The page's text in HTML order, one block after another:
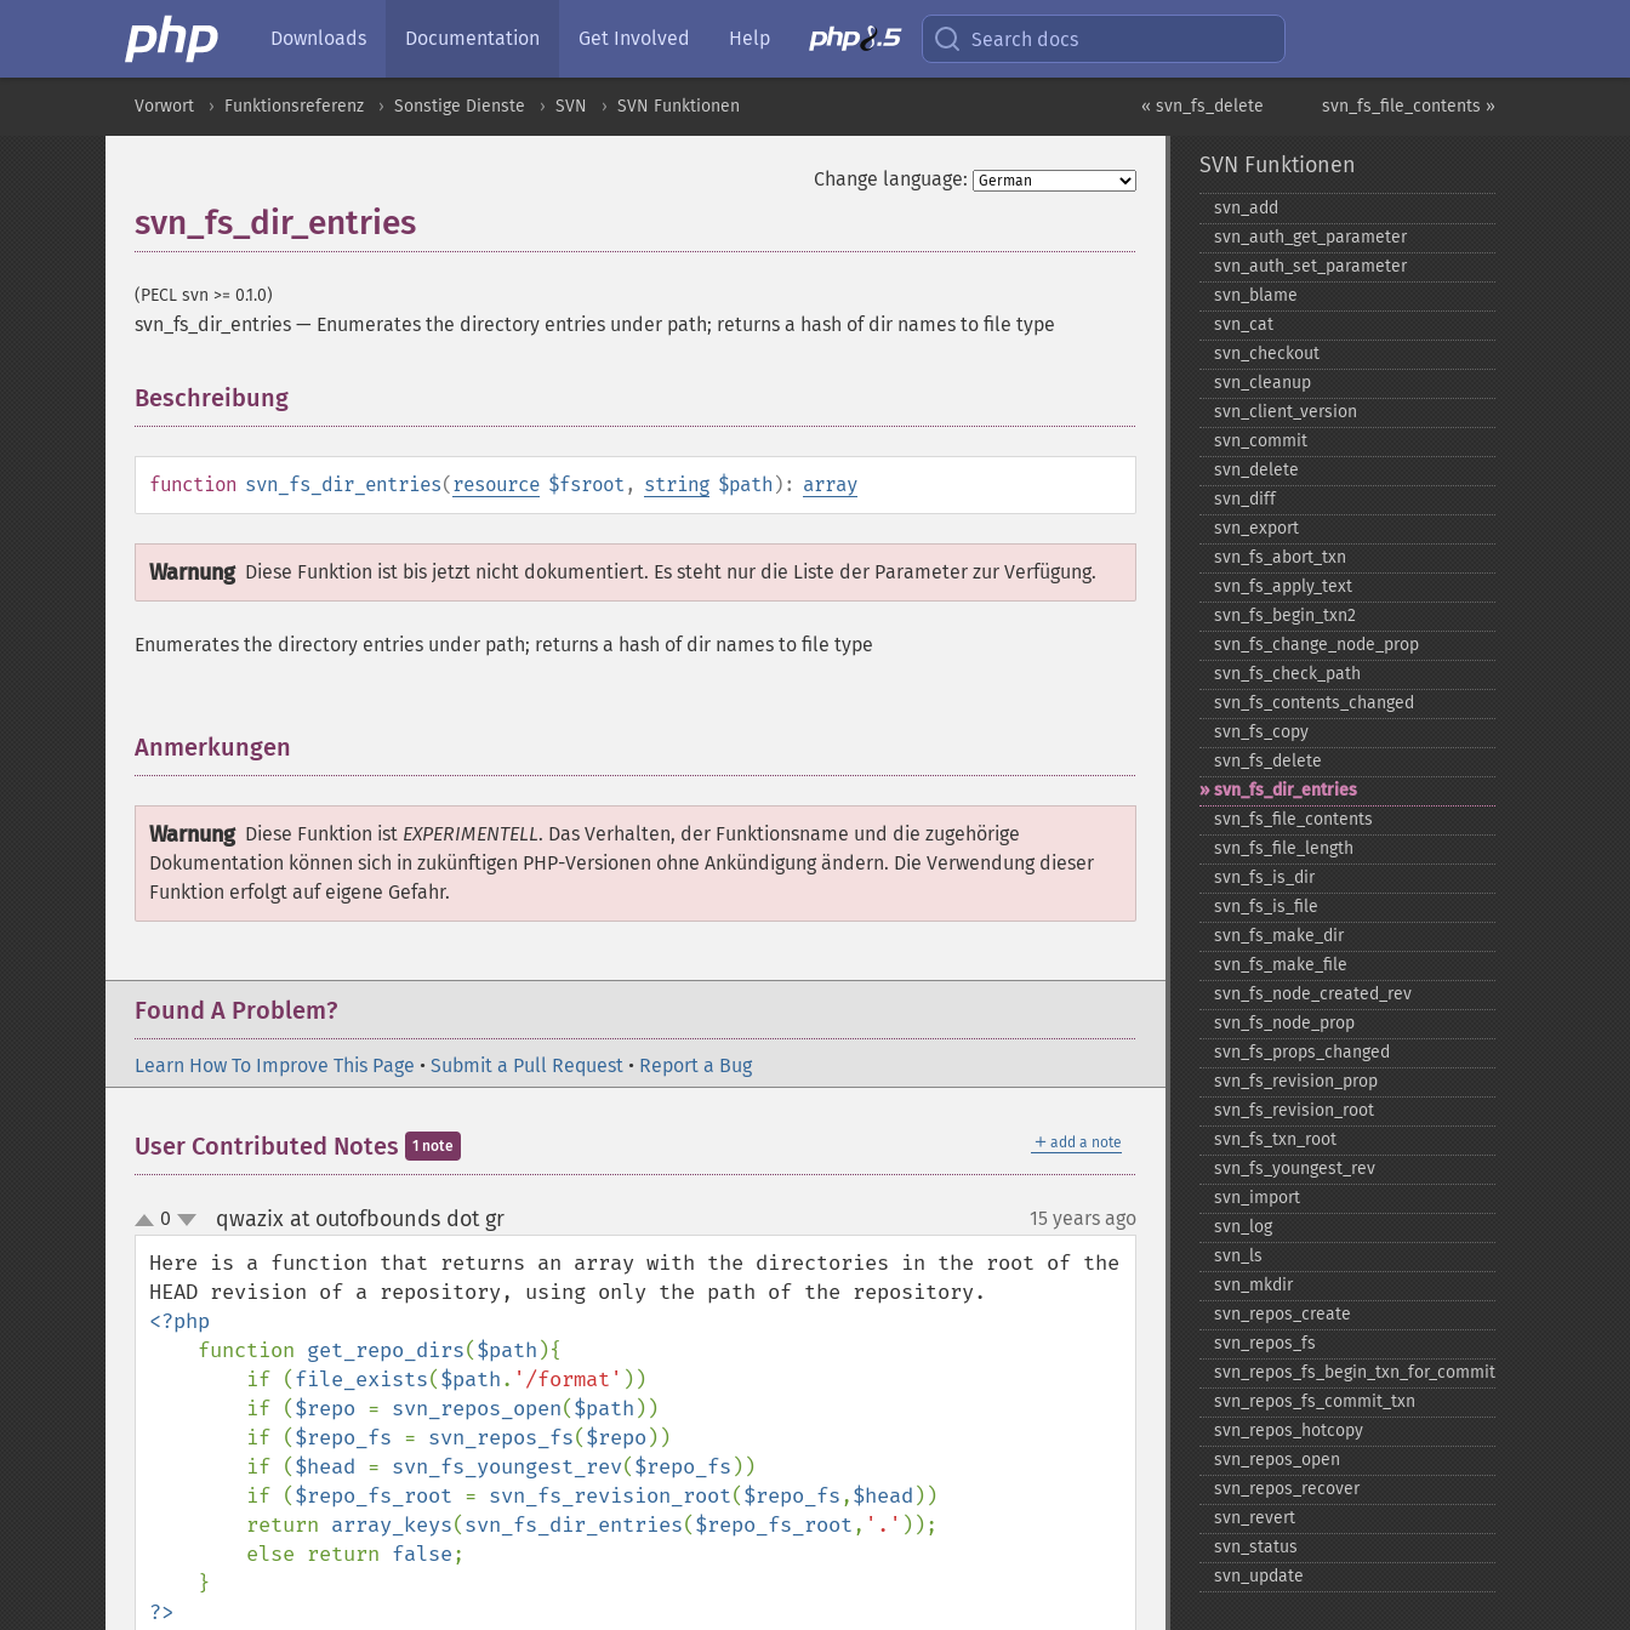
Downloads Documentation Get Involved Help Search docs
svn_fs_file_contents »
« svn_fs_delete
Vorwort Funktionsreferenz Sonstige Dienste SVN SVN Funktionen
Change language:
svn_fs_dir_entries
(PECL svn >= 0.1.0)
svn_fs_dir_entries — Enumerates the directory entries under path; returns a hash of dir names to file type
Beschreibung
function svn_fs_dir_entries(resource $fsroot , string $path ): array
Warnung Diese Funktion ist bis jetzt nicht dokumentiert. Es steht nur die Liste der Parameter zur Verfügung.
Enumerates the directory entries under path; returns a hash of dir names to file type
Anmerkungen
Warnung Diese Funktion ist EXPERIMENTELL. Das Verhalten, der Funktionsname und die zugehörige
Dokumentation können sich in zukünftigen PHP-Versionen ohne Ankündigung ändern. Die Verwendung dieser
Funktion erfolgt auf eigene Gefahr.
Found A Problem?
Learn How To Improve This Page • Submit a Pull Request • Report a Bug
＋ add a note
User Contributed Notes 1 note
up
down
0 qwazix at outofbounds dot gr¶ 15 years ago
Here is a function that returns an array with the directories in the root of the
<?php
function get_repo_dirs($path ){
        if (
file_exists($path. '/format' ))
        if (
$repo = svn_repos_open($path ))
        if (
$repo_fs = svn_repos_fs($repo ))
        if (
$head = svn_fs_youngest_rev($repo_fs ))
        if (
$repo_fs_root = svn_fs_revision_root($repo_fs,$head ))
        return
array_keys(svn_fs_dir_entries($repo_fs_root, '.' ));
        else return
false;
SVN Funktionen
svn_​add
svn_​auth_​get_​parameter
svn_​auth_​set_​parameter
svn_​blame
svn_​cat
svn_​checkout
svn_​cleanup
svn_​client_​version
svn_​commit
svn_​delete
svn_​diff
svn_​export
svn_​fs_​abort_​txn
svn_​fs_​apply_​text
svn_​fs_​begin_​txn2
svn_​fs_​change_​node_​prop
svn_​fs_​check_​path
svn_​fs_​contents_​changed
svn_​fs_​copy
svn_​fs_​delete
svn_​fs_​dir_​entries
svn_​fs_​file_​contents
svn_​fs_​file_​length
svn_​fs_​is_​dir
svn_​fs_​is_​file
svn_​fs_​make_​dir
svn_​fs_​make_​file
svn_​fs_​node_​created_​rev
svn_​fs_​node_​prop
svn_​fs_​props_​changed
svn_​fs_​revision_​prop
svn_​fs_​revision_​root
svn_​fs_​txn_​root
svn_​fs_​youngest_​rev
svn_​import
svn_​log
svn_​ls
svn_​mkdir
svn_​repos_​create
svn_​repos_​fs
svn_​repos_​fs_​begin_​txn_​for_​commit
svn_​repos_​fs_​commit_​txn
svn_​repos_​hotcopy
svn_​repos_​open
svn_​repos_​recover
svn_​revert
svn_​status
svn_​update